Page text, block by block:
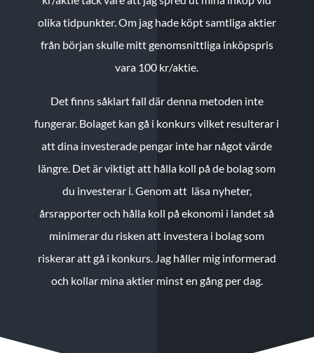
olika tidpunkter. Om jag hade köpt samtliga aktier
från början skulle mitt genomsnittliga inköpspris
vara 100 kr/aktie.
Det finns såklart fall där denna metoden inte
fungerar. Bolaget kan gå i konkurs vilket resulterar i
att dina investerade pengar inte har något värde
längre. Det är viktigt att hålla koll på de bolag som
du investerar i. Genom att läsa nyheter,
årsrapporter och hålla koll på ekonomi i landet så
minimerar du risken att investera i bolag som
riskerar att gå i konkurs. Jag håller mig informerad
och kollar mina aktier minst en gång per dag.